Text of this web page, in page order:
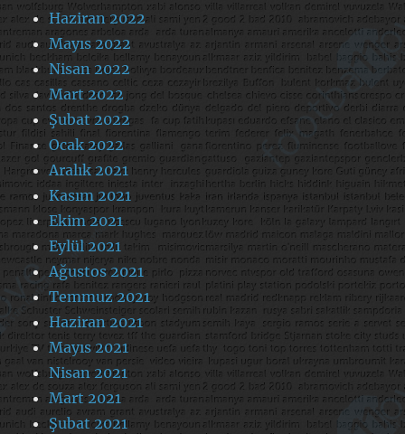
Haziran 2022
Mayıs 2022
Nisan 2022
Mart 2022
Şubat 2022
Ocak 2022
Aralık 2021
Kasım 2021
Ekim 2021
Eylül 2021
Ağustos 2021
Temmuz 2021
Haziran 2021
Mayıs 2021
Nisan 2021
Mart 2021
Şubat 2021